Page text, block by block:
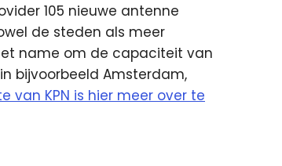
105 nieuwe antenne
de steden als meer
name om de capaciteit van
bijvoorbeeld Amsterdam,
van KPN is hier meer over te